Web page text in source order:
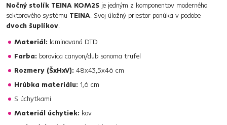
Nočný stolík TEINA KOM2S je jedným z komponentov moderného
sektorového systému TEINA. Svoj úložný priestor ponúka v podobe
dvoch šuplíkov.
Materiál: laminovaná DTD
Farba: borovica canyon/dub sonoma trufel
Rozmery (ŠxHxV): 48x43,5x46 cm
Hrúbka materiálu: 1,6 cm
S úchytkami
Materiál úchytiek: kov